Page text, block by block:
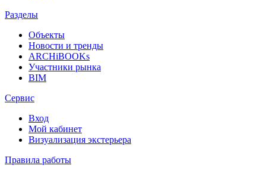
Разделы
Объекты
Новости и тренды
ARCHiBOOKs
Участники рынка
BIM
Сервис
Вход
Мой кабинет
Визуализация экстерьера
Правила работы